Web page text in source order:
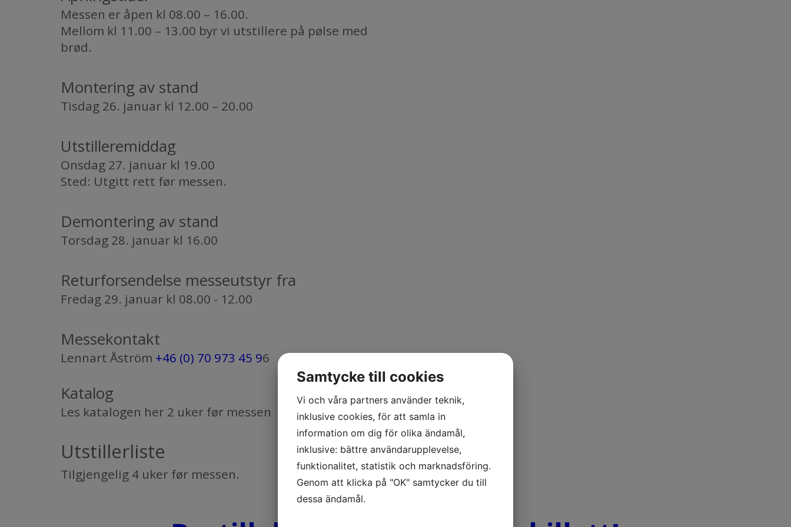
Messen er åpen kl 08.00 – 16.00.
​​​​​​​Mellom kl 11.00 – 13.00 byr vi utstillere på pølse med
brød.
Montering av stand
Tisdag 26. januar kl 12.00 – 20.00
Utstilleremiddag
Onsdag 27. januar kl 19.00
Sted: Utgitt rett før messen.
Demontering av stand
Torsdag 28. januar kl 16.00
Returforsendelse messeutstyr fra
Fredag 29. januar kl 08.00 - 12.00
Messekontakt
Lennart Åström +46 (0) 70 973 45 96
​​​​​​​Katalog
Les katalogen her 2 uker før messen
Utstillerliste
​​​​Tilgjengelig 4 uker før messen.
Samtycke till cookies
Vi och våra partners använder teknik,
inklusive cookies, för att samla in
information om dig för olika ändamål,
inklusive: bättre användarupplevelse,
funktionalitet, statistik och marknadsföring.
Genom att klicka på "OK" samtycker du till
dessa ändamål.